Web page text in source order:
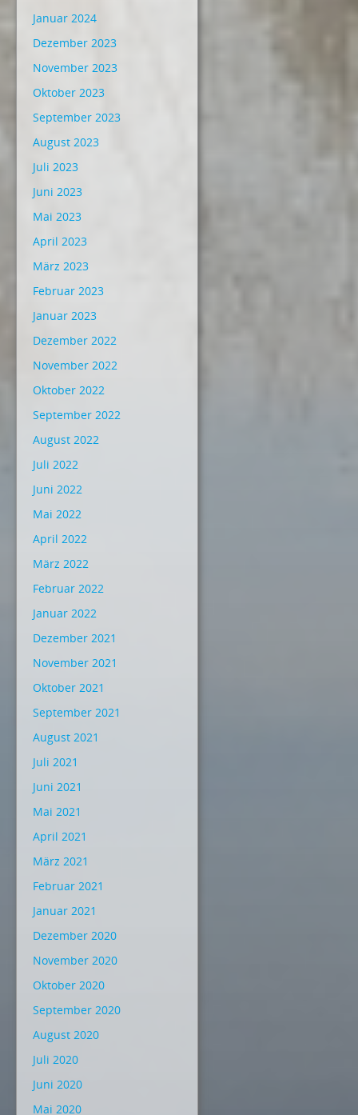
Januar 2024
Dezember 2023
November 2023
Oktober 2023
September 2023
August 2023
Juli 2023
Juni 2023
Mai 2023
April 2023
März 2023
Februar 2023
Januar 2023
Dezember 2022
November 2022
Oktober 2022
September 2022
August 2022
Juli 2022
Juni 2022
Mai 2022
April 2022
März 2022
Februar 2022
Januar 2022
Dezember 2021
November 2021
Oktober 2021
September 2021
August 2021
Juli 2021
Juni 2021
Mai 2021
April 2021
März 2021
Februar 2021
Januar 2021
Dezember 2020
November 2020
Oktober 2020
September 2020
August 2020
Juli 2020
Juni 2020
Mai 2020